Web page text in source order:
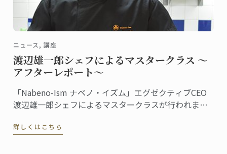
ニュース, 講座
渡辺雄一郎シェフによるマスタークラス ～
アフターレポート～
「Nabeno-Ism ナベノ・イズム」エグゼクティブCEO
渡辺雄一郎シェフによるマスタークラスが行われまし
詳しくはこちら